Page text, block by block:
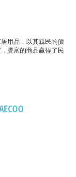
用品，以其親民的價
豐富的商品贏得了民